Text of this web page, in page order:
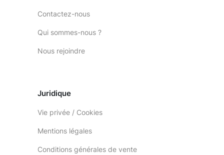
Contactez-nous
Qui sommes-nous ?
Nous rejoindre
Juridique
Vie privée / Cookies
Mentions légales
Conditions générales de vente